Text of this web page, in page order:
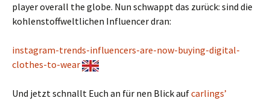
player overall the globe. Nun schwappt das zurück: sind die
kohlenstoffweltlichen Influencer dran:
instagram-trends-influencers-are-now-buying-digital-
clothes-to-wear
Und jetzt schnallt Euch an für nen Blick aufcarlings’